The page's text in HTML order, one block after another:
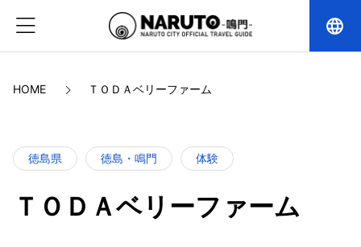
language
HOME ＴＯＤＡベリーファーム
徳島県 徳島・鳴門 体験
ＴＯＤＡベリーファーム